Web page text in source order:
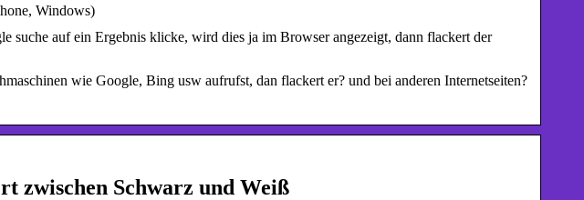
Windows)
auf ein Ergebnis klicke, wird dies ja im Browser angezeigt, dann flackert der
wie Google, Bing usw aufrufst, dan flackert er? und bei anderen Internetseiten?
zwischen Schwarz und Weiß